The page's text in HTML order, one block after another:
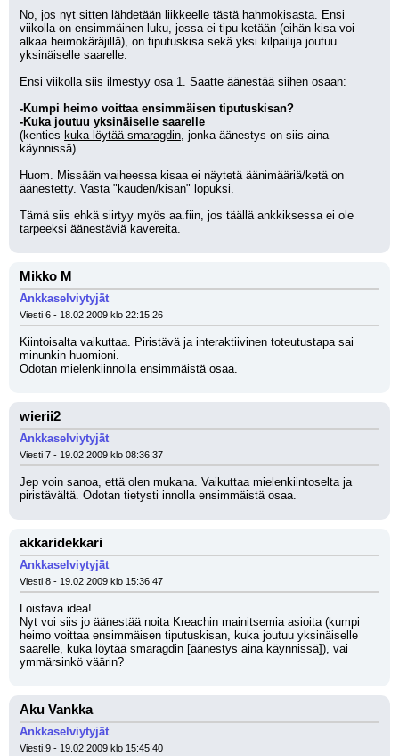
No, jos nyt sitten lähdetään liikkeelle tästä hahmokisasta. Ensi
viikolla on ensimmäinen luku, jossa ei tipu ketään (eihän kisa voi
alkaa heimokäräjillä), on tiputuskisa sekä yksi kilpailija joutuu
yksinäiselle saarelle.
Ensi viikolla siis ilmestyy osa 1. Saatte äänestää siihen osaan:
-Kumpi heimo voittaa ensimmäisen tiputuskisan?
-Kuka joutuu yksinäiselle saarelle
(kenties kuka löytää smaragdin, jonka äänestys on siis aina
käynnissä)
Huom. Missään vaiheessa kisaa ei näytetä äänimääriä/ketä on
äänestetty. Vasta "kauden/kisan" lopuksi.
Tämä siis ehkä siirtyy myös aa.fiin, jos täällä ankkiksessa ei ole
tarpeeksi äänestäviä kavereita.
Mikko M
Ankkaselviytyjät
Viesti 6 - 18.02.2009 klo 22:15:26
Kiintoisalta vaikuttaa. Piristävä ja interaktiivinen toteutustapa sai
minunkin huomioni.
Odotan mielenkiinnolla ensimmäistä osaa.
wierii2
Ankkaselviytyjät
Viesti 7 - 19.02.2009 klo 08:36:37
Jep voin sanoa, että olen mukana. Vaikuttaa mielenkiintoselta ja
piristävältä. Odotan tietysti innolla ensimmäistä osaa.
akkaridekkari
Ankkaselviytyjät
Viesti 8 - 19.02.2009 klo 15:36:47
Loistava idea!
Nyt voi siis jo äänestää noita Kreachin mainitsemia asioita (kumpi
heimo voittaa ensimmäisen tiputuskisan, kuka joutuu yksinäiselle
saarelle, kuka löytää smaragdin [äänestys aina käynnissä]), vai
ymmärsinkö väärin?
Aku Vankka
Ankkaselviytyjät
Viesti 9 - 19.02.2009 klo 15:45:40